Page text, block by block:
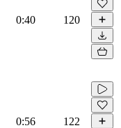
0:40 120
0:56 122